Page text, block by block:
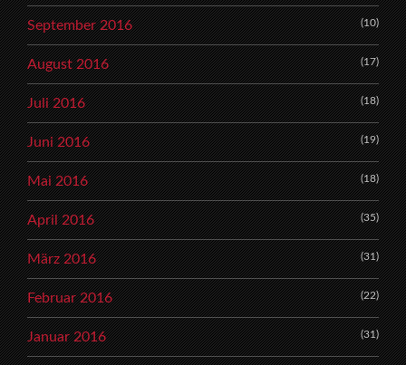
September 2016 (10)
August 2016 (17)
Juli 2016 (18)
Juni 2016 (19)
Mai 2016 (18)
April 2016 (35)
März 2016 (31)
Februar 2016 (22)
Januar 2016 (31)